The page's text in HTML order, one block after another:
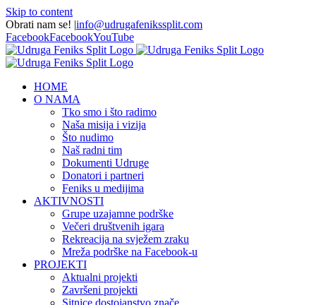
Skip to content
Obrati nam se! |info@udrugafenikssplit.com
FacebookFacebookYouTube
HOME
O NAMA
Tko smo i što radimo
Naša misija i vizija
Što nudimo
Naš radni tim
Dokumenti Udruge
Donatori i partneri
Feniks u medijima
AKTIVNOSTI
Grupe uzajamne podrške
Večeri društvenih igara
Rekreacija na svježem zraku
Mreža podrške na Facebook-u
PROJEKTI
Aktualni projekti
Završeni projekti
Sitnice dostojanstvo znače